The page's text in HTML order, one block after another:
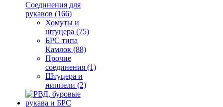
Соединения для
рукавов (166)
Хомуты и
штуцера (75)
БРС типа
Камлок (88)
Прочие
соединения (1)
Штуцера и
ниппели (2)